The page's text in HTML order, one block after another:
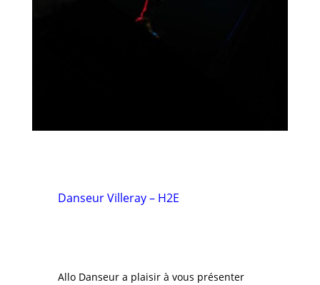
Danseur Villeray – H2E
Allo Danseur a plaisir à vous présenter